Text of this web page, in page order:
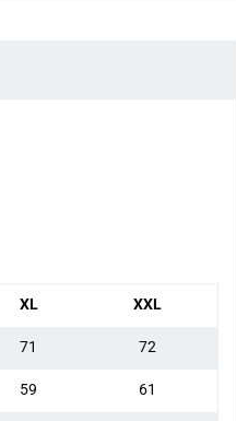
XL XXL
71 72
59 61